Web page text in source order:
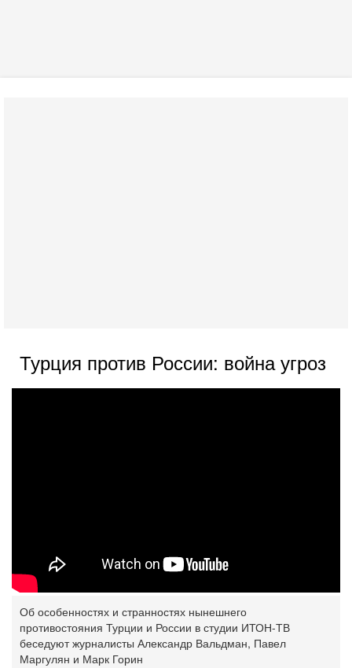
Турция против России: война угроз
Об особенностях и странностях нынешнего
противостояния Турции и России в студии ИТОН-ТВ
беседуют журналисты Александр Вальдман, Павел
Маргулян и Марк Горин